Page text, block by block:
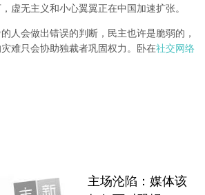
虚无主义和小心翼翼正在中国加速扩张。
人会做出错误的判断，民主也许是脆弱的，
难只会协助独裁者巩固权力。卧在社交网络
主场沦陷：媒体该